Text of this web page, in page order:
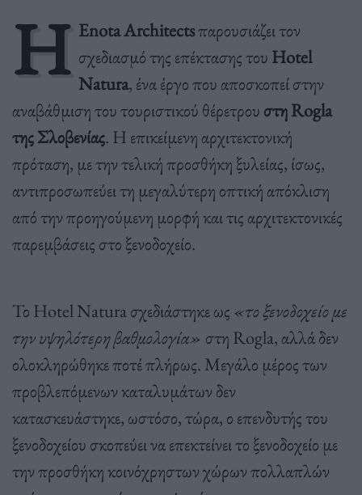
Η Enota Architectsπαρουσιάζει τον
σχεδιασμό της επέκτασης του Hotel
Natura, ένα έργο που αποσκοπεί στην
αναβάθμιση του τουριστικού θέρετρου στη Rogla
της Σλοβενίας. Η επικείμενη αρχιτεκτονική
πρόταση, με την τελική προσθήκη ξυλείας, ίσως,
αντιπροσωπεύει τη μεγαλύτερη οπτική απόκλιση
από την προηγούμενη μορφή και τις αρχιτεκτονικές
παρεμβάσεις στο ξενοδοχείο.
Το Hotel Natura σχεδιάστηκε ως «το ξενοδοχείο με
την υψηλότερη βαθμολογία» στη Rogla, αλλά δεν
ολοκληρώθηκε ποτέ πλήρως. Μεγάλο μέρος των
προβλεπόμενων καταλυμάτων δεν
κατασκευάστηκε, ωστόσο, τώρα, ο επενδυτής του
ξενοδοχείου σκοπεύει να επεκτείνει το ξενοδοχείο με
την προσθήκη κοινόχρηστων χώρων πολλαπλών